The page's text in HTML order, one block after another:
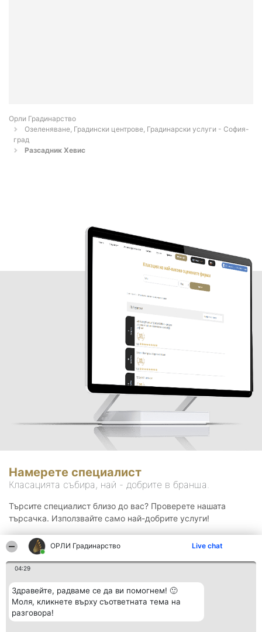
ОРЛИ Градинарство Live chat
04:29
Здравейте, радваме се да ви помогнем! 🙂
Моля, кликнете върху съответната тема на
разговора!
Орли Градинарство
Озеленяване, Градински центрове, Градинарски услуги - София-
град
Разсадник Хевис
Намерете специалист
Класацията събира, най - добрите в бранша.
Търсите специалист близо до вас? Проверете нашата
търсачка. Използвайте само най-добрите услуги!